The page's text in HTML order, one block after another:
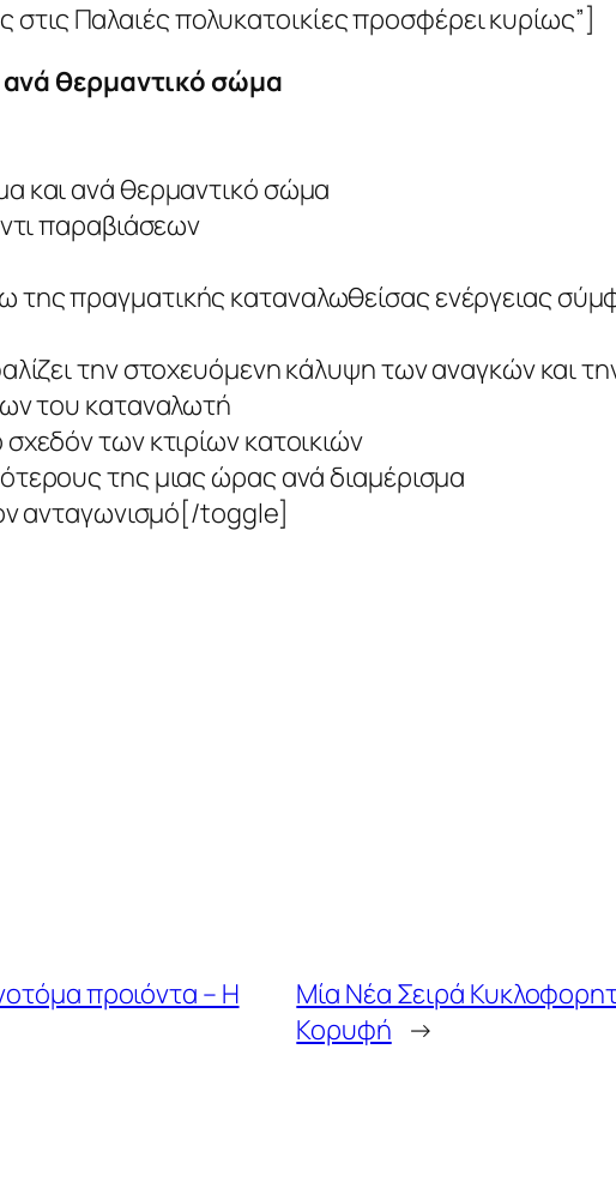
Παλαιές πολυκατοικίες προσφέρει κυρίως”]
ανά θερμαντικό σώμα
και ανά θερμαντικό σώμα
παραβιάσεων
της πραγματικής καταναλωθείσας ενέργειας
την στοχευόμενη κάλυψη των αναγκών και
του καταναλωτή
σχεδόν των κτιρίων κατοικιών
της μιας ώρας ανά διαμέρισμα
ανταγωνισμό[/toggle]
προιόντα – Η
Μία Νέα Σειρά
Κορυφή →